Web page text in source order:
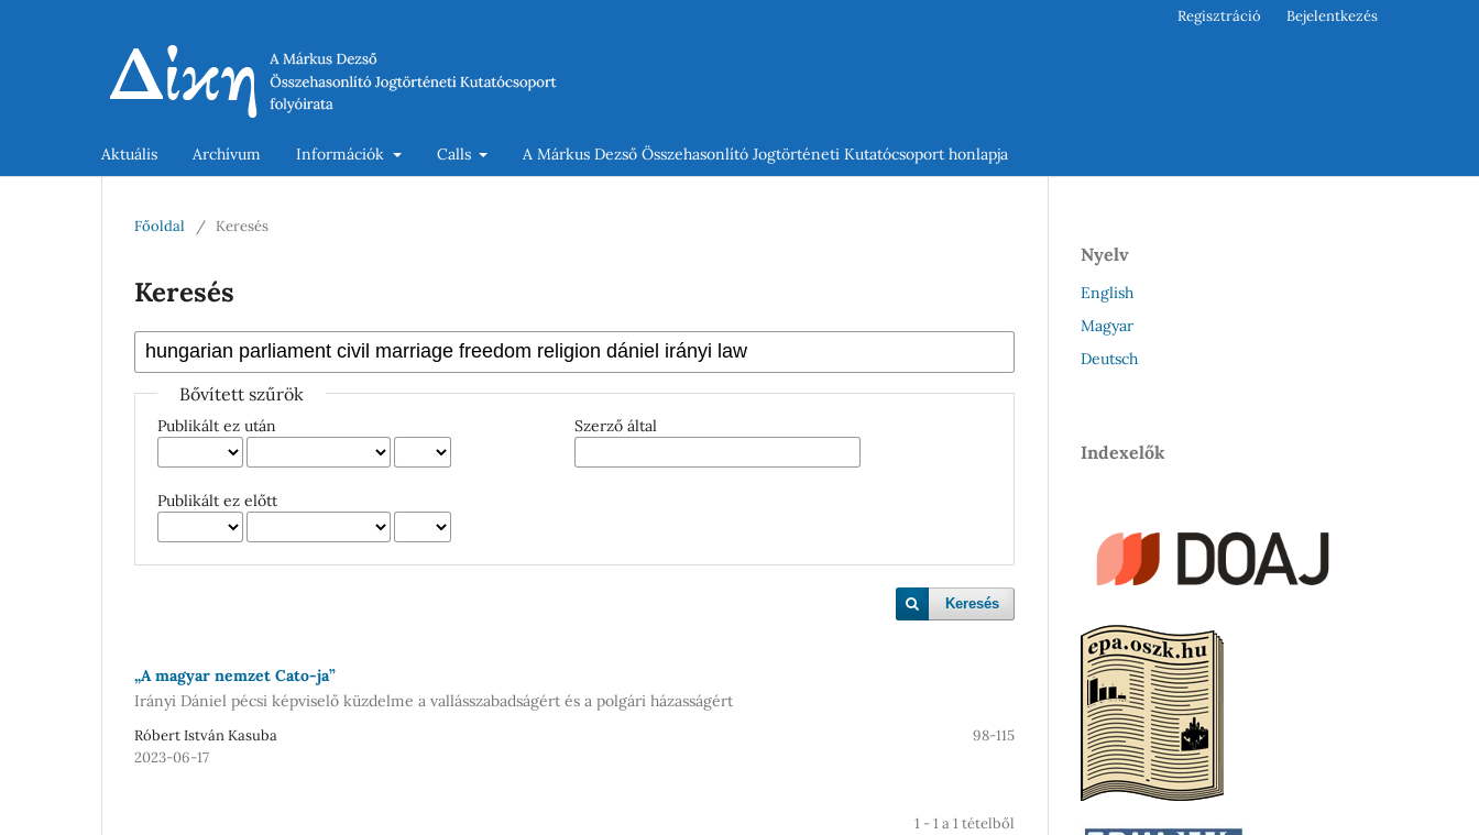
Aktuális Archívum Információk Calls A Márkus Dezső Összehasonlító Jogtörténeti Kutatócsoport honlapja
Regisztráció Bejelentkezés
Főoldal / Keresés
Keresés
Bővített szűrök
Publikált ez után
Publikált ez előtt
Szerző által
Keresés
„A magyar nemzet Cato-ja”
Irányi Dániel pécsi képviselő küzdelme a vallásszabadságért és a polgári házasságért
Róbert István Kasuba
98-115
2023-06-17
1 - 1 a 1 tételből
Nyelv
English
Magyar
Deutsch
Indexelők